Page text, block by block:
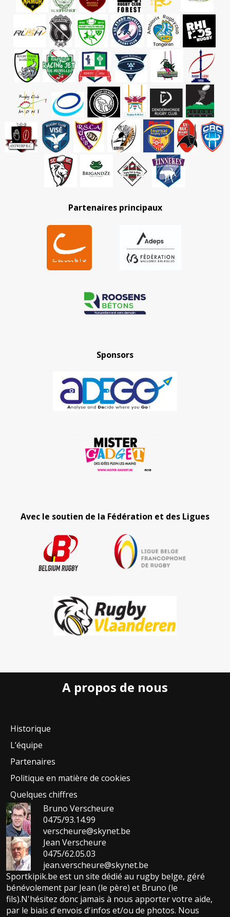
Partenaires principaux
Sponsors
Avec le soutien de la Fédération et des Ligues
A propos de nous
Historique
L’équipe
Partenaires
Politique en matière de cookies
Quelques chiffres
Bruno Verscheure
0475/93.14.99
verscheure@skynet.be
Jean Verscheure
0475/62.05.03
jean.verscheure@skynet.be
Sportkipik.be est un site dédié au rugby belge, géré
bénévolement par Jean (le père) et Bruno (le
fils).N'hésitez donc jamais à nous apporter votre aide,
par le biais d'envois d'infos et/ou de photos. Nous